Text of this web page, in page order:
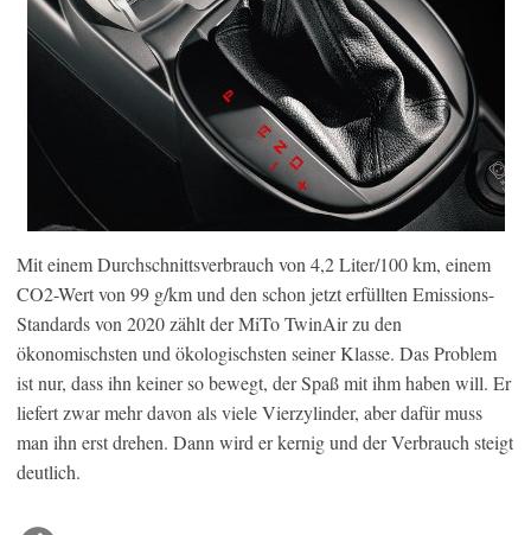
Mit einem Durchschnittsverbrauch von 4,2 Liter/100 km, einem
CO2-Wert von 99 g/km und den schon jetzt erfüllten Emissions-
Standards von 2020 zählt der MiTo TwinAir zu den
ökonomischsten und ökologischsten seiner Klasse. Das Problem
ist nur, dass ihn keiner so bewegt, der Spaß mit ihm haben will. Er
liefert zwar mehr davon als viele Vierzylinder, aber dafür muss
man ihn erst drehen. Dann wird er kernig und der Verbrauch steigt
deutlich.